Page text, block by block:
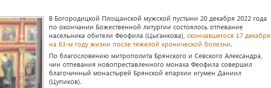
В Богородицкой Площанской мужской пустыни 20 декабря 2022 года
по окончании Божественной литургии состоялось отпевание
насельника обители Феофила (Цыганкова), скончавшегося 17 декабря
на 63-м году жизни после тяжелой хронической болезни.
По благословению митрополита Брянского и Севского Александра,
чин отпевания новопреставленного монаха Феофила совершил
благочинный монастырей Брянской епархии игумен Даниил
(Цупиков).